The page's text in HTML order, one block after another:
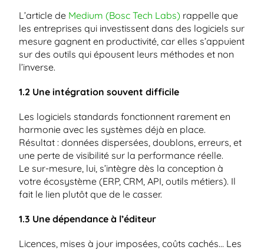
L’article de Medium (Bosc Tech Labs) rappelle que
les entreprises qui investissent dans des logiciels sur
mesure gagnent en productivité, car elles s’appuient
sur des outils qui épousent leurs méthodes et non
l’inverse.
1.2 Une intégration souvent difficile
Les logiciels standards fonctionnent rarement en
harmonie avec les systèmes déjà en place.
Résultat : données dispersées, doublons, erreurs, et
une perte de visibilité sur la performance réelle.
Le sur-mesure, lui, s’intègre dès la conception à
votre écosystème (ERP, CRM, API, outils métiers). Il
fait le lien plutôt que de le casser.
1.3 Une dépendance à l’éditeur
Licences, mises à jour imposées, coûts cachés… Les